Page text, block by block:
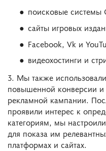
поисковые системы
сайты игровых
Facebook, Vk и
видеохостинги и
3. Мы также
повышенной конверсии и
рекламной кампании.
проявили интерес к
категориям, мы
для показа им
платформах и сайтах.